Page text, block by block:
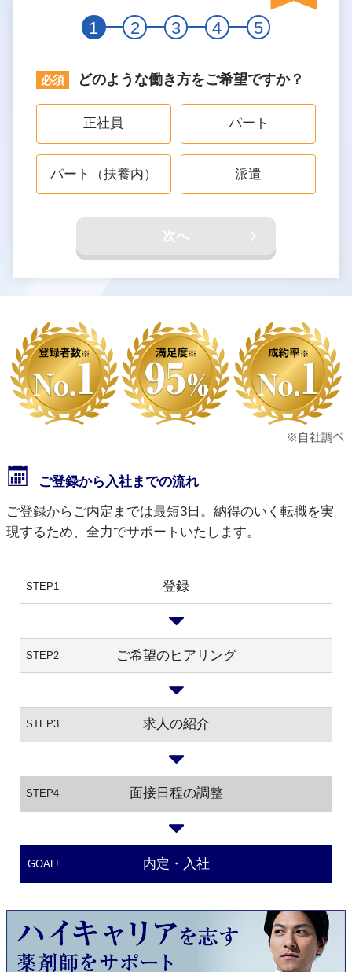
1 2 3 4 5
どのような働き方をご希望ですか？
正社員 パート
パート（扶養内） 派遣
次へ
ご登録から入社までの流れ
ご登録からご内定までは最短3日。納得のいく転職を実
現するため、全力でサポートいたします。
STEP1 登録
STEP2 ご希望のヒアリング
STEP3 求人の紹介
STEP4 面接日程の調整
GOAL! 内定・入社